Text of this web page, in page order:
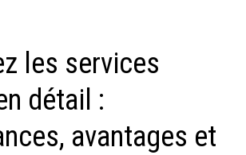
les services
détail :
avantages et